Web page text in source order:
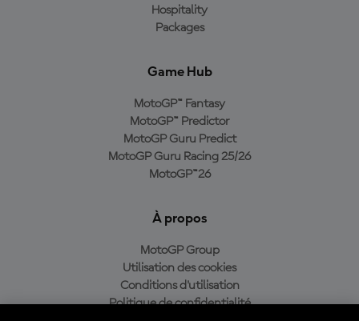
Hospitality
Packages
Game Hub
MotoGP™ Fantasy
MotoGP™ Predictor
MotoGP Guru Predict
MotoGP Guru Racing 25/26
MotoGP™26
À propos
MotoGP Group
Utilisation des cookies
Conditions d'utilisation
Politique de confidentialité